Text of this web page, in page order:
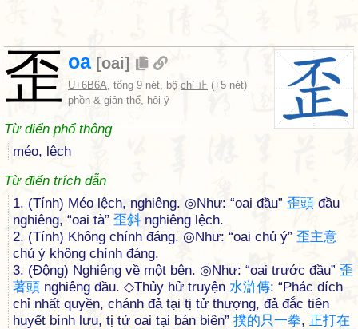
歪 oa [oai]
U+6B6A, tổng 9 nét, bộ chỉ 止 (+5 nét)
phồn & giản thể, hội ý
Từ điển phổ thông
méo, lệch
Từ điển trích dẫn
1. (Tính) Méo lệch, nghiêng. ◎Như: “oai đầu” 歪頭 đầu
nghiêng, “oai tà” 歪斜 nghiêng lệch.
2. (Tính) Không chính đáng. ◎Như: “oai chủ ý” 歪主意
chủ ý không chính đáng.
3. (Động) Nghiêng về một bên. ◎Như: “oai trước đầu” 歪
著頭 nghiêng đầu. ◇Thủy hử truyện 水滸傳: “Phác đích
chỉ nhất quyền, chánh đả tại tị tử thượng, đả đắc tiên
huyết bính lưu, tị tử oai tại bán biên” 撲的只一拳, 正打在